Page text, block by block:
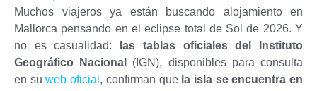
Muchos viajeros ya están buscando alojamiento en
Mallorca pensando en el eclipse total de Sol de 2026. Y
no es casualidad:
las tablas oficiales del Instituto
Geográfico Nacional
(IGN), disponibles para consulta
en suweb oficial , confirman que la isla se encuentra en